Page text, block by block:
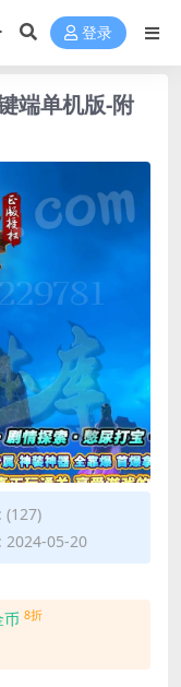
登录
端单机版-附
(127)
2024-05-20
币 8折